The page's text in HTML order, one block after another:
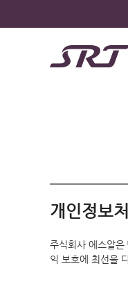
개인정보
주식회사 에스알은
익 보호에 최선을